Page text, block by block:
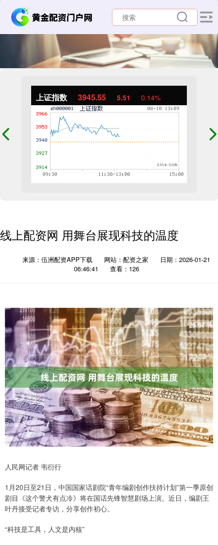
上证指数 3945.55 5.51 0.14%
线上配资网 用舞台展现科技的温度
来源：伍洲配资APP下载 网站：配资之家
日期：2026-01-21
06:46:41
查看：126
人民网记者 韦衍行
1月20日至21日，中国国家话剧院“青年编剧创作扶持计划”第一季原创
剧目《这个警犬有点冷》将在国话先锋智慧剧场上演。近日，编剧王
叶丹接受记者专访，分享创作初心。
“科技是工具，人文是内核”